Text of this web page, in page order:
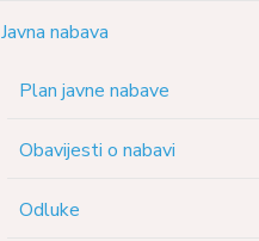
Javna nabava
Plan javne nabave
Obavijesti o nabavi
Odluke